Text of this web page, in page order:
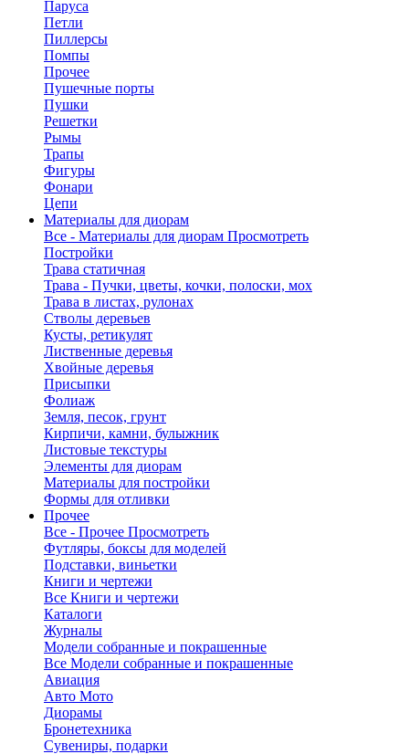
Паруса
Петли
Пиллерсы
Помпы
Прочее
Пушечные порты
Пушки
Решетки
Рымы
Трапы
Фигуры
Фонари
Цепи
Материалы для диорам
Все - Материалы для диорам Просмотреть
Постройки
Трава статичная
Трава - Пучки, цветы, кочки, полоски, мох
Трава в листах, рулонах
Стволы деревьев
Кусты, ретикулят
Лиственные деревья
Хвойные деревья
Присыпки
Фолиаж
Земля, песок, грунт
Кирпичи, камни, булыжник
Листовые текстуры
Элементы для диорам
Материалы для постройки
Формы для отливки
Прочее
Все - Прочее Просмотреть
Футляры, боксы для моделей
Подставки, виньетки
Книги и чертежи
Все Книги и чертежи
Каталоги
Журналы
Модели собранные и покрашенные
Все Модели собранные и покрашенные
Авиация
Авто Мото
Диорамы
Бронетехника
Сувениры, подарки